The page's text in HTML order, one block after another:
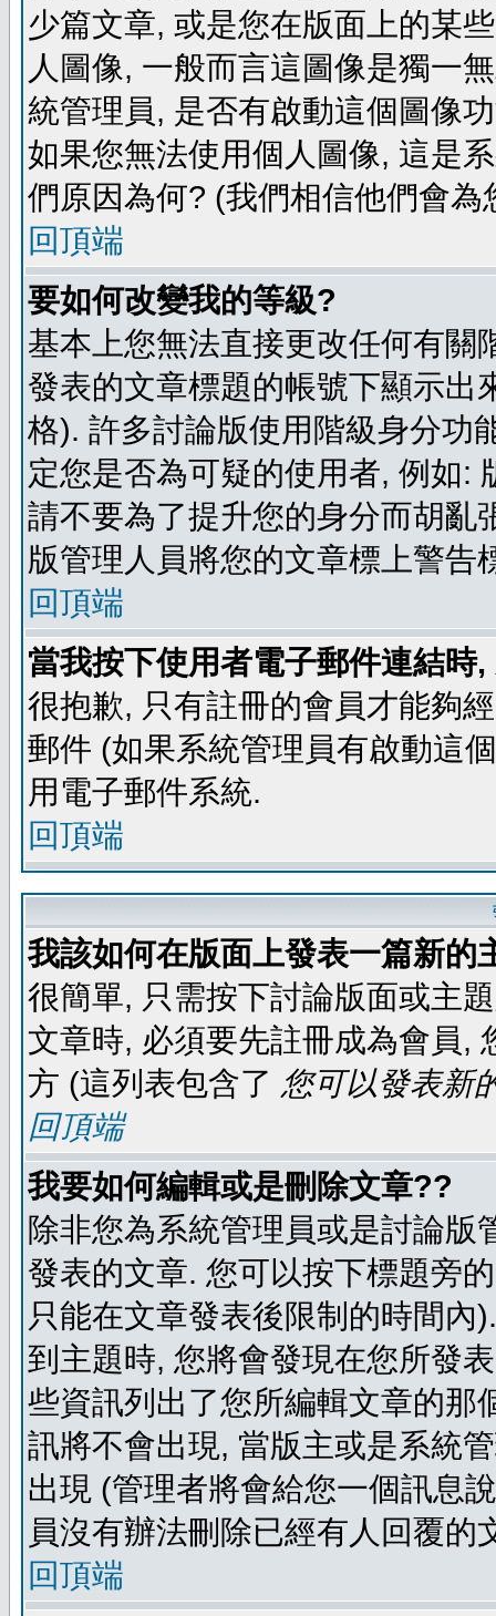
少篇文章, 或是您在版面上的某
人圖像, 一般而言這圖像是獨一
統管理員, 是否有啟動這個圖像
如果您無法使用個人圖像, 這是
們原因為何? (我們相信他們會為
回頂端
要如何改變我的等級?
基本上您無法直接更改任何有關
發表的文章標題的帳號下顯示出
格). 許多討論版使用階級身分功
定您是否為可疑的使用者, 例如:
請不要為了提升您的身分而胡亂
版管理人員將您的文章標上警告
回頂端
當我按下使用者電子郵件連結時
很抱歉, 只有註冊的會員才能夠
郵件 (如果系統管理員有啟動這
用電子郵件系統.
回頂端
我該如何在版面上發表一篇新的
很簡單, 只需按下討論版面或主
文章時, 必須要先註冊成為會員,
方 (這列表包含了 您可以發表新
回頂端
我要如何編輯或是刪除文章??
除非您為系統管理員或是討論
發表的文章. 您可以按下標題旁
只能在文章發表後限制的時間
到主題時, 您將會發現在您所發
些資訊列出了您所編輯文章的那
訊將不會出現, 當版主或是系統
出現 (管理者將會給您一個訊息
員沒有辦法刪除已經有人回覆的
回頂端